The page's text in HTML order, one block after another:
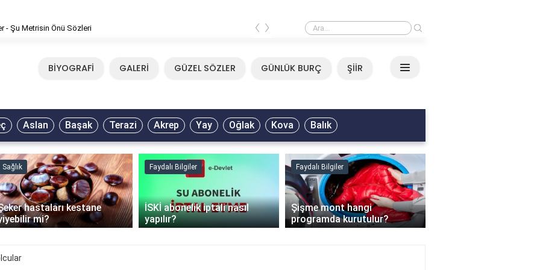
- Şu Metrisin Önü Sözleri Mirkelam - Tavla Sözleri
‹ ›
BİYOGRAFİ GALERİ GÜZEL SÖZLER GÜNLÜK BURÇ ŞİİR
Aslan Başak Terazi Akrep Yay Oğlak Kova Balık
Sağlık
hastaları kestane
mi?
Faydalı Bilgiler
İSKİ abonelik iptali nasıl
yapılır?
Faydalı Bilgiler
Şişme mont hangi
programda kurutulur?
›